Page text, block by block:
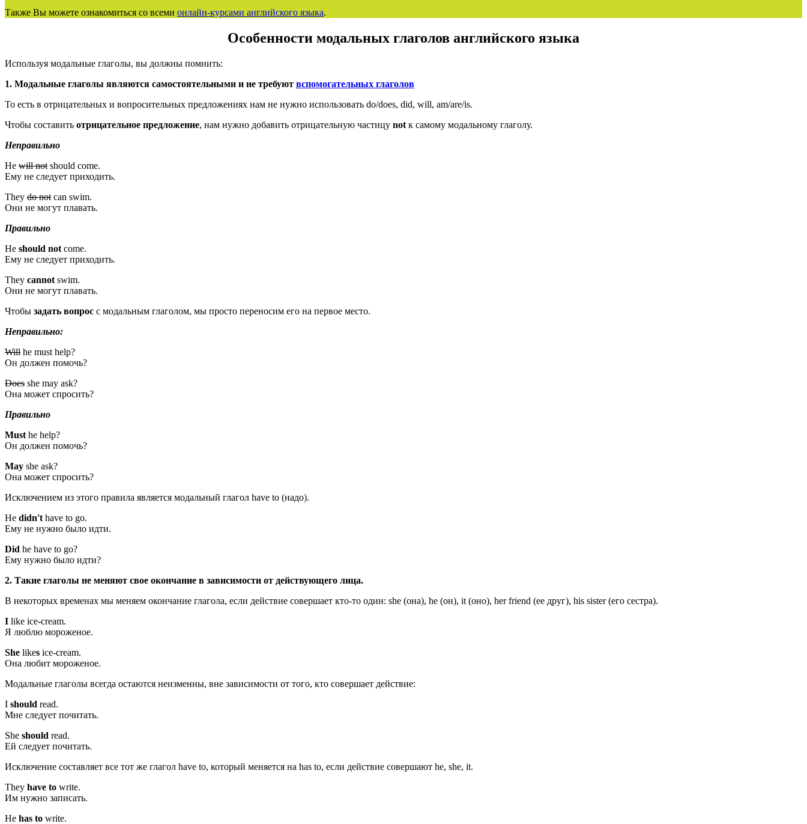
Также Вы можете ознакомиться со всеми онлайн-курсами английского языка.
Особенности модальных глаголов английского языка
Используя модальные глаголы, вы должны помнить:
1. Модальные глаголы являются самостоятельными и не требуют вспомогательных глаголов
То есть в отрицательных и вопросительных предложениях нам не нужно использовать do/does, did, will, am/are/is.
Чтобы составить отрицательное предложение, нам нужно добавить отрицательную частицу not к самому модальному глаголу.
Неправильно
He will not should come.
Ему не следует приходить.
They do not can swim.
Они не могут плавать.
Правильно
He should not come.
Ему не следует приходить.
They cannot swim.
Они не могут плавать.
Чтобы задать вопрос с модальным глаголом, мы просто переносим его на первое место.
Неправильно:
Will he must help?
Он должен помочь?
Does she may ask?
Она может спросить?
Правильно
Must he help?
Он должен помочь?
May she ask?
Она может спросить?
Исключением из этого правила является модальный глагол have to (надо).
He didn't have to go.
Ему не нужно было идти.
Did he have to go?
Ему нужно было идти?
2. Такие глаголы не меняют свое окончание в зависимости от действующего лица.
В некоторых временах мы меняем окончание глагола, если действие совершает кто-то один: she (она), he (он), it (оно), her friend (ее друг), his sister (его сестра).
I like ice-cream.
Я люблю мороженое.
She likes ice-cream.
Она любит мороженое.
Модальные глаголы всегда остаются неизменны, вне зависимости от того, кто совершает действие:
I should read.
Мне следует почитать.
She should read.
Ей следует почитать.
Исключение составляет все тот же глагол have to, который меняется на has to, если действие совершают he, she, it.
They have to write.
Им нужно записать.
He has to write.